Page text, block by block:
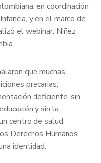
en coordinación
y en el marco de
el webinar: Niñez
que muchas
precarias,
deficiente, sin
y sin la
centro de salud,
Derechos Humanos
identidad.